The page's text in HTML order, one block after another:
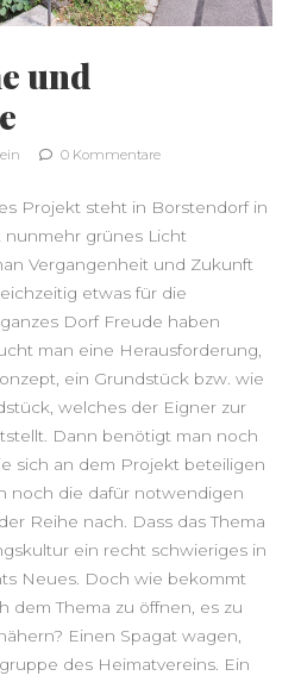
und
0 Kommentare
Projekt steht in Borstendorf in
grünes Licht
Vergangenheit und Zukunft
etwas für die
Dorf Freude haben
man eine Herausforderung,
ein Grundstück bzw. wie
welches der Eigner zur
Dann benötigt man noch
sich an dem Projekt beteiligen
noch die dafür notwendigen
Reihe nach. Dass das Thema
ein recht schwieriges in
Neues. Doch wie bekommt
dem Thema zu öffnen, es zu
Einen Spagat wagen,
des Heimatvereins. Ein